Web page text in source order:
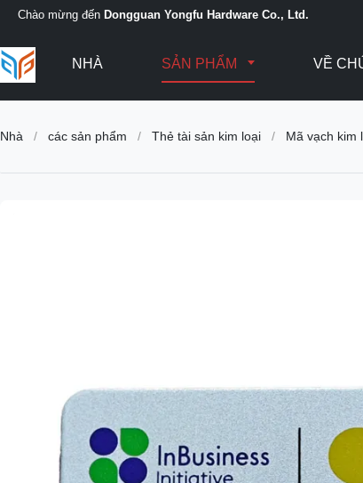
Chào mừng đến Dongguan Yongfu Hardware Co., Ltd.
NHÀ SẢN PHẨM VỀ
Nhà / các sản phẩm / Thẻ tài sản kim loại / Mã vạch kim